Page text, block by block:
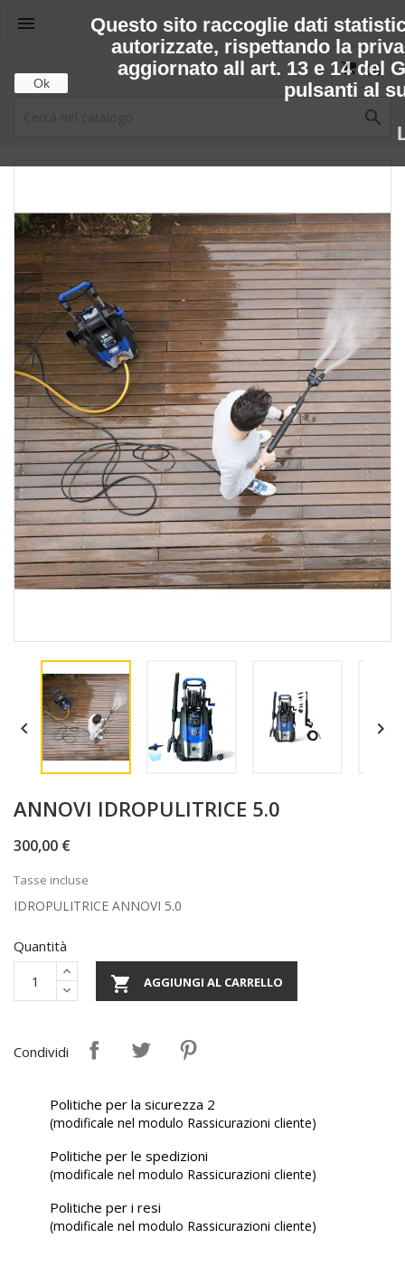

(0)

 
ANNOVI IDROPULITRICE 5.0
300,00 €
Tasse incluse
IDROPULITRICE ANNOVI 5.0
Quantità
 AGGIUNGI AL CARRELLO
Condividi
Politiche per la sicurezza 2
(modificale nel modulo Rassicurazioni cliente)
Politiche per le spedizioni
(modificale nel modulo Rassicurazioni cliente)
Politiche per i resi
(modificale nel modulo Rassicurazioni cliente)
Ok
Questo sito raccoglie dati
autorizzate, rispettando la
aggiornato all art. 13 e 14 del
pulsanti al